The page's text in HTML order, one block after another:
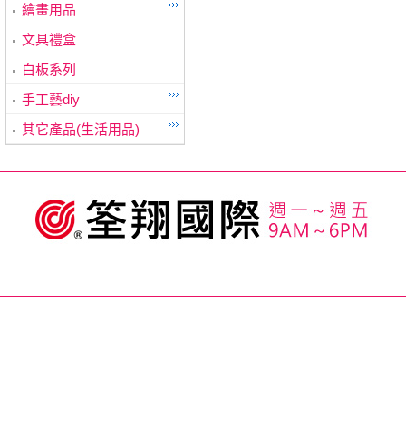
繪畫用品
文具禮盒
白板系列
手工藝diy
其它產品(生活用品)